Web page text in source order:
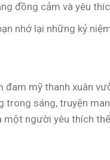
đồng cảm và yêu
nhớ lại những kỷ
đam mỹ thanh xuân
trong sáng, truyện
một người yêu thích